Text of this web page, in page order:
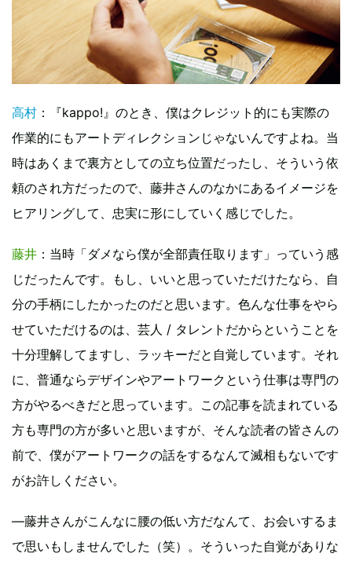
高村 ：『kappo!』のとき、僕はクレジット的にも実際の
作業的にもアートディレクションじゃないんですよね。当
時はあくまで裏方としての立ち位置だったし、そういう依
頼のされ方だったので、藤井さんのなかにあるイメージを
ヒアリングして、忠実に形にしていく感じでした。
藤井 ：当時「ダメなら僕が全部責任取ります」っていう感
じだったんです。もし、いいと思っていただけたなら、自
分の手柄にしたかったのだと思います。色んな仕事をやら
せていただけるのは、芸人 / タレントだからということを
十分理解してますし、ラッキーだと自覚しています。それ
に、普通ならデザインやアートワークという仕事は専門の
方がやるべきだと思っています。この記事を読まれている
方も専門の方が多いと思いますが、そんな読者の皆さんの
前で、僕がアートワークの話をするなんて滅相もないです
がお許しください。
―藤井さんがこんなに腰の低い方だなんて、お会いするま
で思いもしませんでした（笑）。そういった自覚がありな